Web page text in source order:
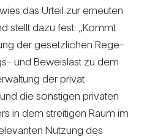
das Urteil zur erneuten
stellt dazu fest: „Kommt
der gesetz­li­chen Rege­
und Beweis­last zu dem
der privat
die sons­tigen pri­vaten
in dem strei­tigen Raum im
Nut­zung des